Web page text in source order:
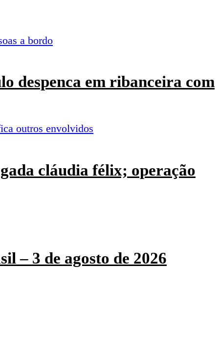
despenca em ribanceira com
cláudia félix; operação
– 3 de agosto de 2026